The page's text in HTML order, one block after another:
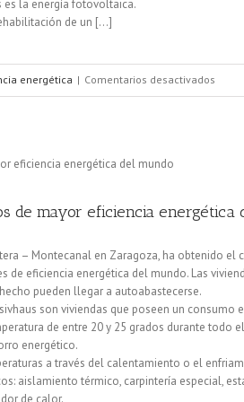
es la energía fotovoltaica.
de un [...]
energética | Comentarios desactivados
de mayor eficiencia energética
– Montecanal en Zaragoza, ha obtenido el
de eficiencia energética del mundo. Las
pueden llegar a autoabastecerse.
son viviendas que poseen un consumo
de entre 20 y 25 grados durante todo
energético.
a través del calentamiento o el
aislamiento térmico, carpintería especial,
de calor.